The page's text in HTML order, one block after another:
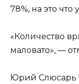
78%, на это
«Количество
маловато», —
Юрий Слюсарь